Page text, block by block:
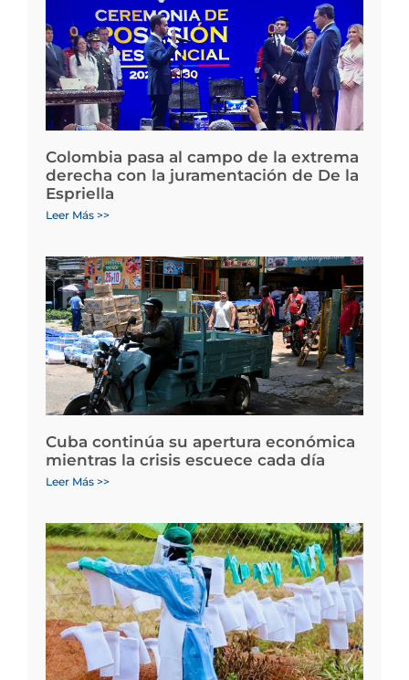
Colombia pasa al campo de la extrema
derecha con la juramentación de De la
Espriella
Leer Más >>
Cuba continúa su apertura económica
mientras la crisis escuece cada día
Leer Más >>